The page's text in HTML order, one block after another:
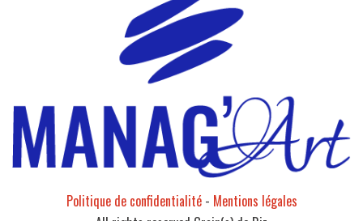
Politique de confidentialité- Mentions légales